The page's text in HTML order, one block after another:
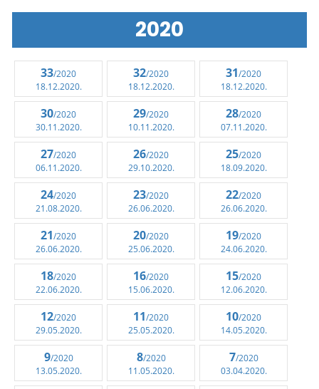
2020
33/2020
18.12.2020.
32/2020
18.12.2020.
31/2020
18.12.2020.
30/2020
30.11.2020.
29/2020
10.11.2020.
28/2020
07.11.2020.
27/2020
06.11.2020.
26/2020
29.10.2020.
25/2020
18.09.2020.
24/2020
21.08.2020.
23/2020
26.06.2020.
22/2020
26.06.2020.
21/2020
26.06.2020.
20/2020
25.06.2020.
19/2020
24.06.2020.
18/2020
22.06.2020.
16/2020
15.06.2020.
15/2020
12.06.2020.
12/2020
29.05.2020.
11/2020
25.05.2020.
10/2020
14.05.2020.
9/2020
13.05.2020.
8/2020
11.05.2020.
7/2020
03.04.2020.